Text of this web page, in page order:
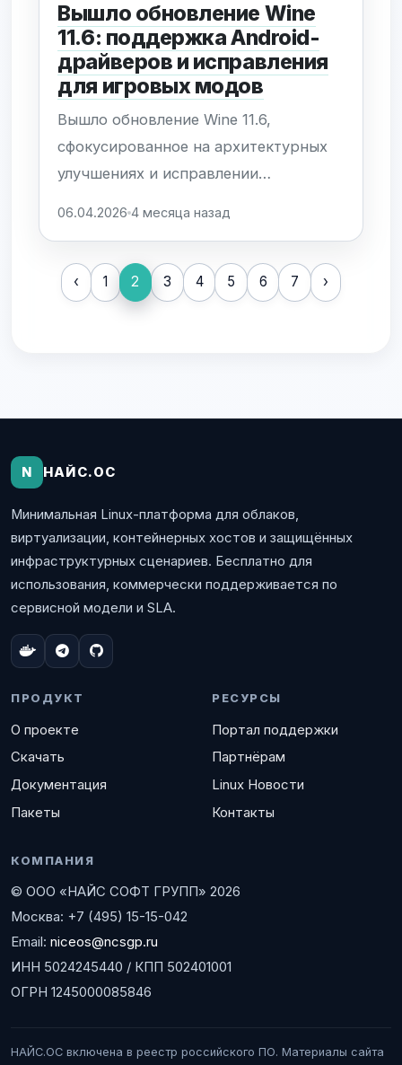
Вышло обновление Wine
11.6: поддержка Android-
драйверов и исправления
для игровых модов
Вышло обновление Wine 11.6,
сфокусированное на архитектурных
улучшениях и исправлении
закладывает фундамент для более
глубокой интеграции мобильных
оптимизация порядка...
06.04.2026 4 месяца назад
‹ 1 2 3 4 5 6 7 ›
N НАЙС.ОС
Минимальная Linux-платформа для облаков,
виртуализации, контейнерных хостов и защищённых
инфраструктурных сценариев. Бесплатно для
использования, коммерчески поддерживается по
сервисной модели и SLA.
ПРОДУКТ
О проекте
Скачать
Документация
Пакеты
РЕСУРСЫ
Портал поддержки
Партнёрам
Linux Новости
Контакты
КОМПАНИЯ
© ООО «НАЙС СОФТ ГРУПП» 2026
Москва: +7 (495) 15-15-042
Email: niceos@ncsgp.ru
ИНН 5024245440 / КПП 502401001
ОГРН 1245000085846
НАЙС.ОС включена в реестр российского ПО. Материалы сайта